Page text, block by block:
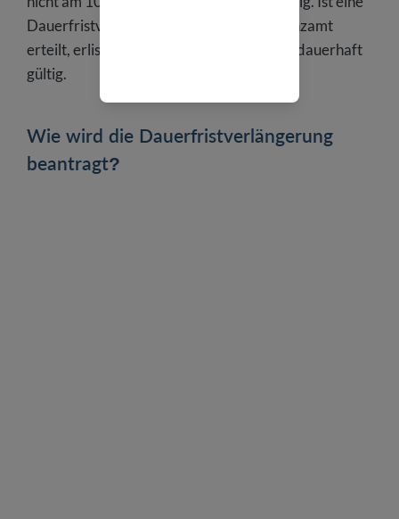
Dauerfristverlängerung einmal vom Finanzamt
erteilt, erlischt sie nicht wieder und bleibt dauerhaft
gültig.
Wie wird die Dauerfristverlängerung
beantragt?